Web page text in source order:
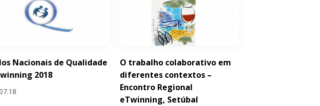
Nacionais de Qualidade
2018
O trabalho colaborativo em
diferentes contextos –
Encontro Regional
eTwinning, Setúbal